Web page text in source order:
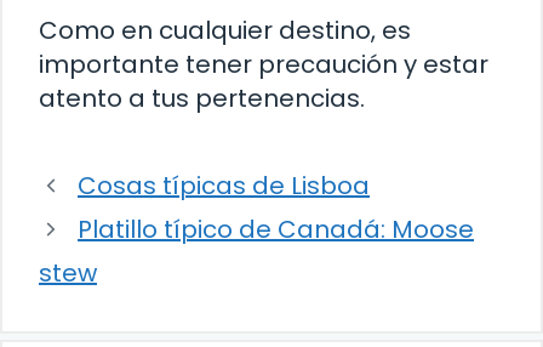
Como en cualquier destino, es
importante tener precaución y estar
atento a tus pertenencias.
Cosas típicas de Lisboa
Platillo típico de Canadá: Moose
stew